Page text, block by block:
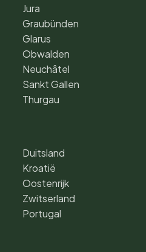
Jura
Graubünden
Glarus
Obwalden
Neuchâtel
Sankt Gallen
Thurgau
Duitsland
Kroatië
Oostenrijk
Zwitserland
Portugal